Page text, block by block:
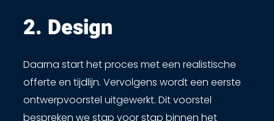
2. Design​
Daarna start het proces met een realistische
offerte en tijdlijn. Vervolgens wordt een eerste
ontwerpvoorstel uitgewerkt. Dit voorstel
bespreken we stap voor stap binnen het